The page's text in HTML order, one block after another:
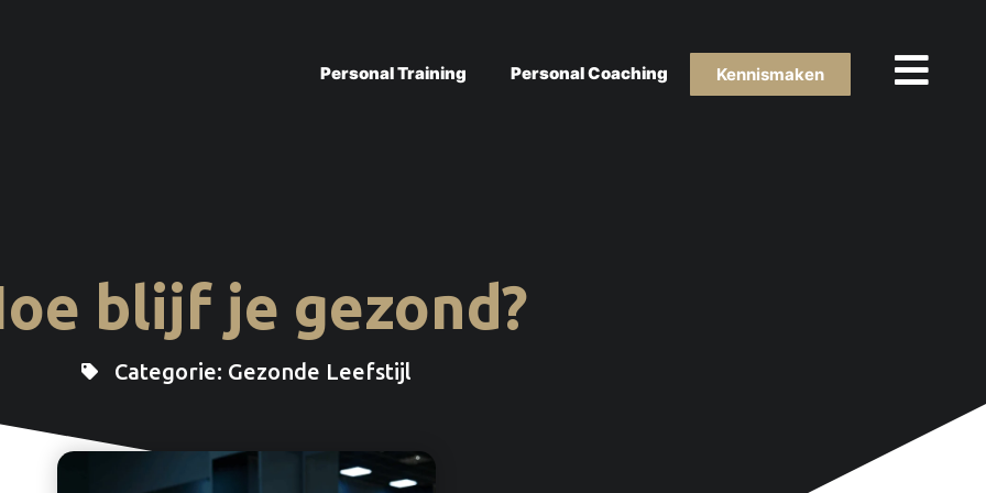
Personal Training Personal Coaching Kennismaken
blijf je gezond?
Categorie: Gezonde Leefstijl